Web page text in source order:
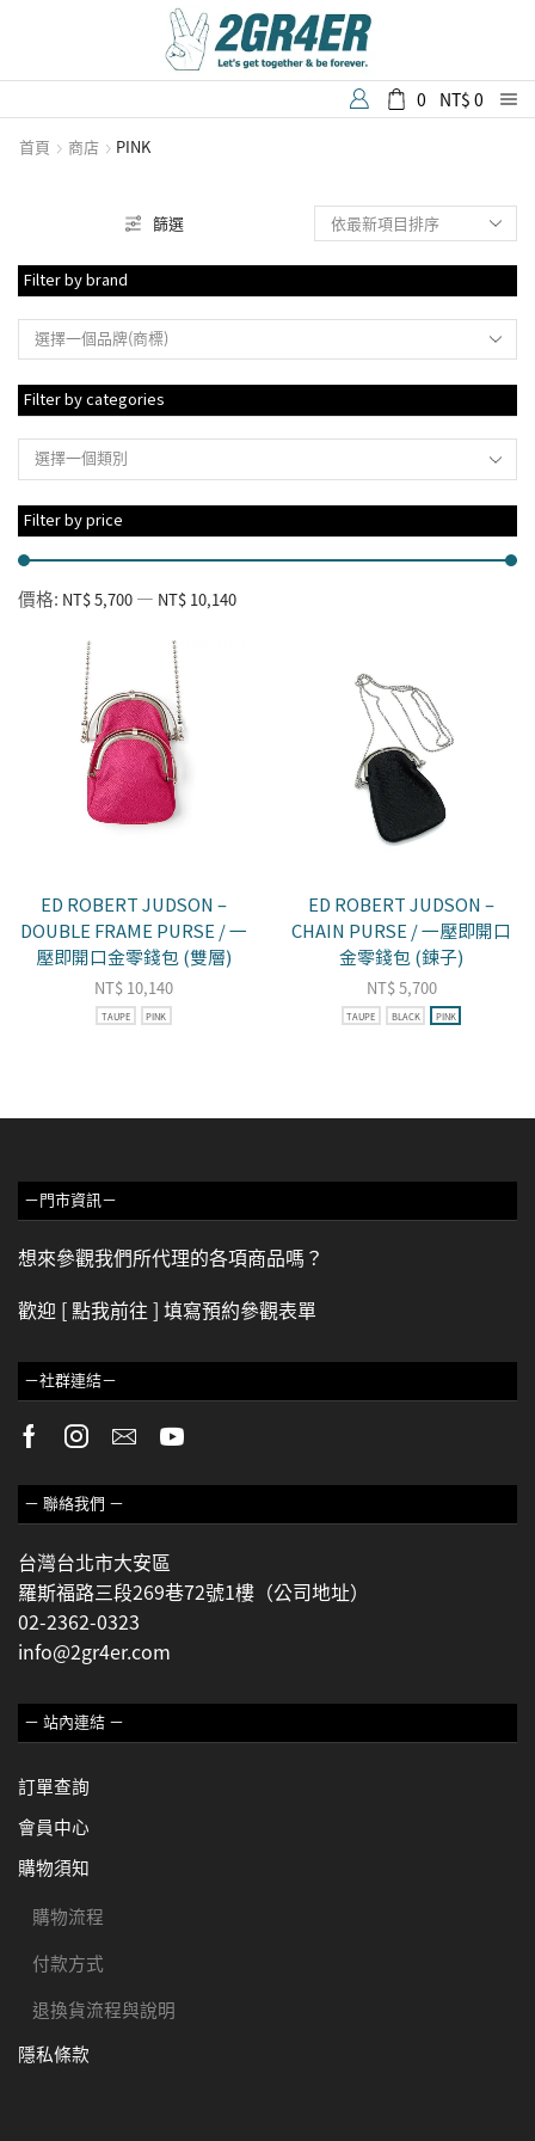
0 NT$ 0
首頁 商店 PINK
篩選
Filter by brand
選擇一個品牌(商標)
Filter by categories
選擇一個類別
Filter by price
價格: NT$ 5,700 — NT$ 10,140
ED ROBERT JUDSON –
DOUBLE FRAME PURSE / 一
壓即開口金零錢包 (雙層)
NT$ 10,140
TAUPE PINK
ED ROBERT JUDSON –
CHAIN PURSE / 一壓即開口
金零錢包 (鍊子)
NT$5,700
TAUPE BLACK PINK
－門市資訊－
想來參觀我們所代理的各項商品嗎？
歡迎 [ 點我前往 ] 填寫預約參觀表單
－社群連結－
－ 聯絡我們 －
台灣台北市大安區
羅斯福路三段269巷72號1樓（公司地址）
02-2362-0323
info@2gr4er.com
－ 站內連結 －
訂單查詢
會員中心
購物須知
購物流程
付款方式
退換貨流程與說明
隱私條款